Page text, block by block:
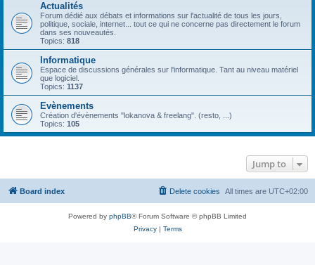
Actualités
Forum dédié aux débats et informations sur l'actualité de tous les jours,
politique, sociale, internet... tout ce qui ne concerne pas directement le forum
dans ses nouveautés.
Topics: 818
Informatique
Espace de discussions générales sur l'informatique. Tant au niveau matériel
que logiciel.
Topics: 1137
Evènements
Création d'évènements "lokanova & freelang". (resto, ...)
Topics: 105
Jump to
Board index All times are UTC+02:00
Delete cookies
Powered by phpBB® Forum Software © phpBB Limited
Privacy| Terms